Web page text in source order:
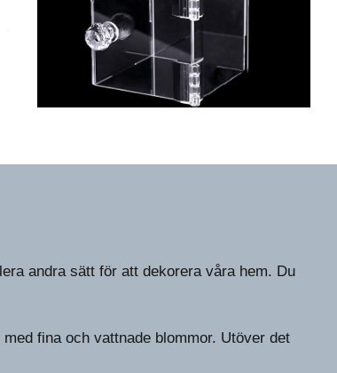
andra sätt för att dekorera våra hem. Du
fina och vattnade blommor. Utöver det